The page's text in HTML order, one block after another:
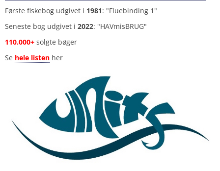
Første fiskebog udgivet i 1981: "Fluebinding 1"
Seneste bog udgivet i 2022: "HAVmisBRUG"
110.000+ solgte bøger
Se hele listen her